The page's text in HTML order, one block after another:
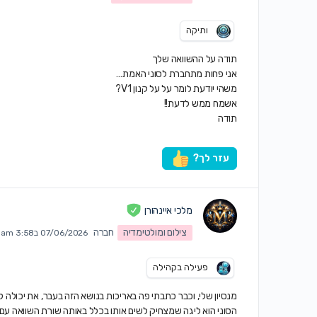
ותיקה
תודה על ההשוואה שלך
אני פחות מתחברת לסוני האמת…
משהי יודעת לומר על על קנון V1?
אשמח ממש לדעת!!
תודה
עזר לך?
מלכי איינהורן
צילום ומולטימדיה
חברה 07/06/2026 ב3:58 am
פעילה בקהילה
מנסיון שלי, וכבר כתבתי פה באריכות בנושא הזה בעבר, את יכולה
הסוני הוא ליגה שמצחיק לשים אותו בכלל באותה שורת השוואה עם